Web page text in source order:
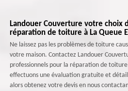
Landouer Couverture votre choix
réparation de toiture à La Queue
Ne laissez pas les problèmes de toiture
votre maison. Contactez Landouer
professionnels pour la réparation de toiture
effectuons une évaluation gratuite et
alors obtenez votre devis en nous